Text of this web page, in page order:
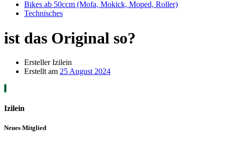
Bikes ab 50ccm (Mofa, Mokick, Moped, Roller)
Technisches
ist das Original so?
ErstellerIzilein
Erstellt am 25 August 2024
I
Izilein
Neues Mitglied